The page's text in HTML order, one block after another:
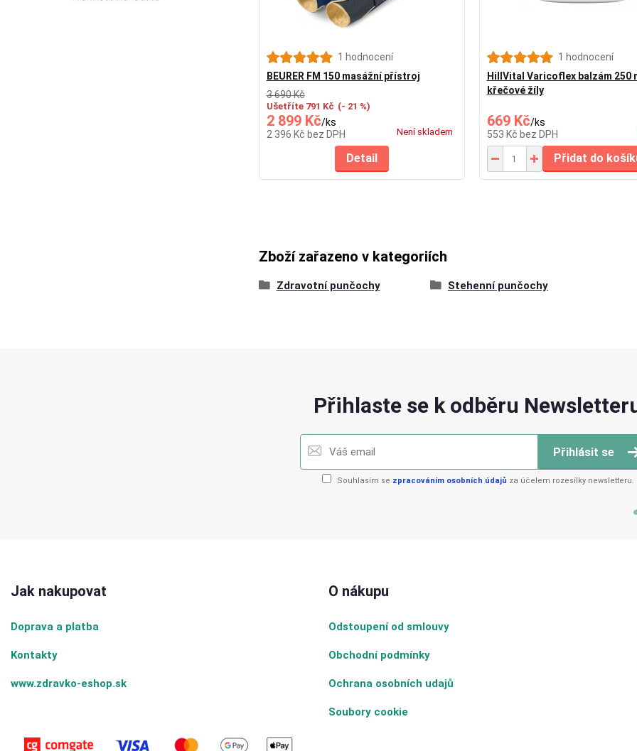
1 hodnocení
BEURER FM 150 masážní přístroj
3 690 Kč
Ušetříte 791 Kč (- 21 %)
2 899 Kč/ks
2 396 Kč bez DPH Není skladem
Detail
1 hodnocení
HillVital Varicoflex balzám 250
křečové žíly
669 Kč/ks
553 Kč bez DPH
Přidat do
Zboží zařazeno v kategoriích
Zdravotní punčochy Stehenní punčochy
Přihlaste se k odběru
Přihlásit se
Souhlasím se zpracováním osobních údajů za účelem rozesílky newsletteru.
Jak nakupovat
Doprava a platba
Kontakty
www.zdravko-eshop.sk
O nákupu
Odstoupení od smlouvy
Obchodní podmínky
Ochrana osobních udajů
Soubory cookie